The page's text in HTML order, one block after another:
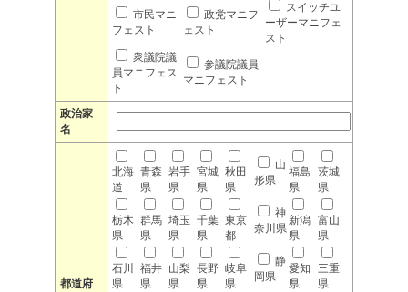
市民マニ
フェスト
政党マニフ
ェスト
スイッチユ
ーザーマニフェ
スト
衆議院議
員マニフェス
ト
参議院議員
マニフェスト
政治家
名
都道府
北海
道
青森
県
岩手
県
宮城
県
秋田
県
山
形県
福島
県
茨城
県
栃木
県
群馬
県
埼玉
県
千葉
県
東京
都
神
奈川県
新潟
県
富山
県
石川
県
福井
県
山梨
県
長野
県
岐阜
県
静
岡県
愛知
県
三重
県